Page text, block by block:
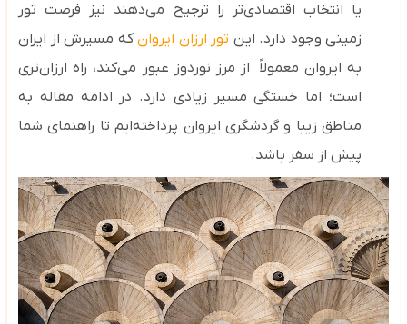
یا انتخاب اقتصادی‌تر را ترجیح می‌دهند نیز فرصت تور
زمینی وجود دارد. اینتور ارزان ایروانکه مسیرش از ایران
به ایروان معمولاً از مرز نوردوز عبور می‌کند، راه ارزان‌تری
است؛ اما خستگی مسیر زیادی دارد. در ادامه مقاله به
مناطق زیبا و گردشگری ایروان پرداخته‌ایم تا راهنمای شما
پیش از سفر باشد.